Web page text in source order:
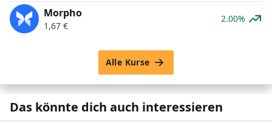
Morpho
1,67 €
2.00%
Alle Kurse
Das könnte dich auch interessieren